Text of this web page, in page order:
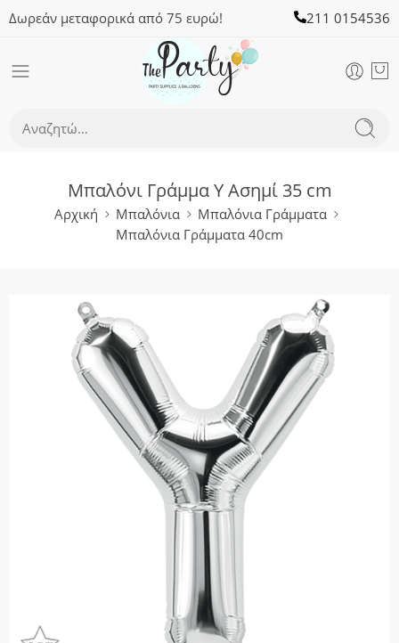
Δωρεάν μεταφορικά από 75 ευρώ! 211 0154536
Μπαλόνι Γράμμα Y Ασημί 35 cm
Αρχική Μπαλόνια
Μπαλόνια Γράμματα
Μπαλόνια Γράμματα 40cm